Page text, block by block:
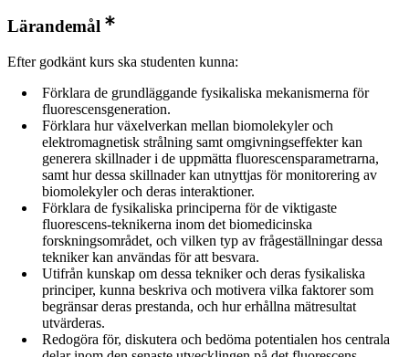
Lärandemål
Efter godkänt kurs ska studenten kunna:
Förklara de grundläggande fysikaliska mekanismerna för
fluorescensgeneration.
Förklara hur växelverkan mellan biomolekyler och
elektromagnetisk strålning samt omgivningseffekter kan
generera skillnader i de uppmätta fluorescensparametrarna,
samt hur dessa skillnader kan utnyttjas för monitorering av
biomolekyler och deras interaktioner.
Förklara de fysikaliska principerna för de viktigaste
fluorescens-teknikerna inom det biomedicinska
forskningsområdet, och vilken typ av frågeställningar dessa
tekniker kan användas för att besvara.
Utifrån kunskap om dessa tekniker och deras fysikaliska
principer, kunna beskriva och motivera vilka faktorer som
begränsar deras prestanda, och hur erhållna mätresultat
utvärderas.
Redogöra för, diskutera och bedöma potentialen hos centrala